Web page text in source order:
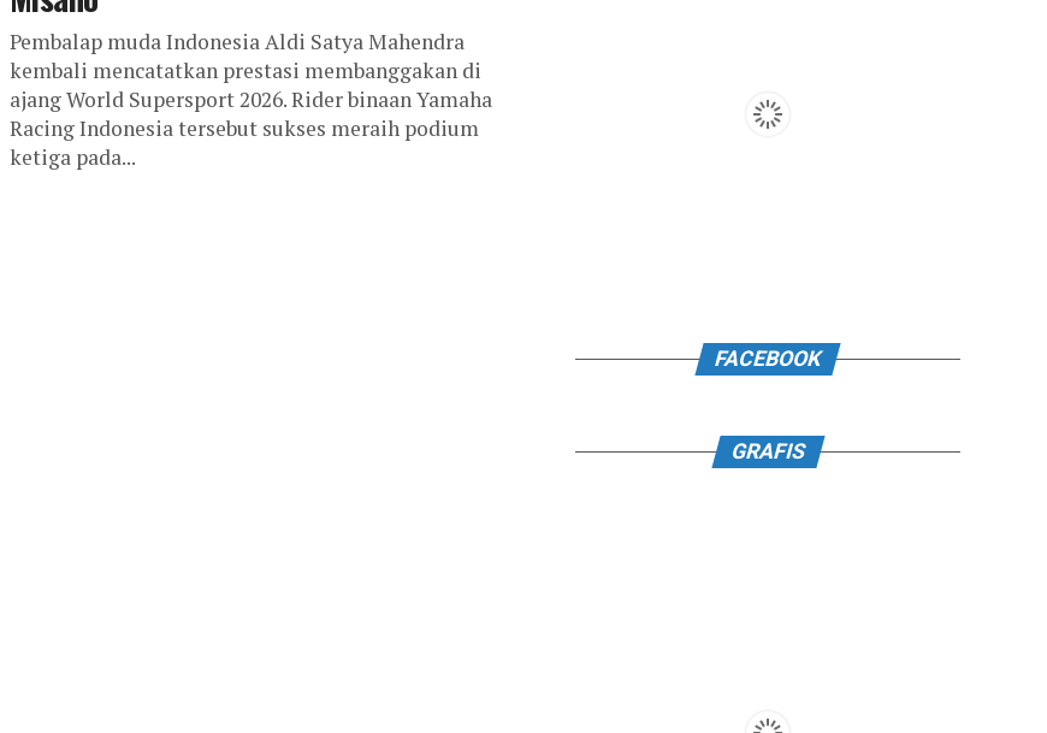
Pembalap muda Indonesia Aldi Satya Mahendra
kembali mencatatkan prestasi membanggakan di
ajang World Supersport 2026. Rider binaan Yamaha
Racing Indonesia tersebut sukses meraih podium
ketiga pada...
FACEBOOK
GRAFIS